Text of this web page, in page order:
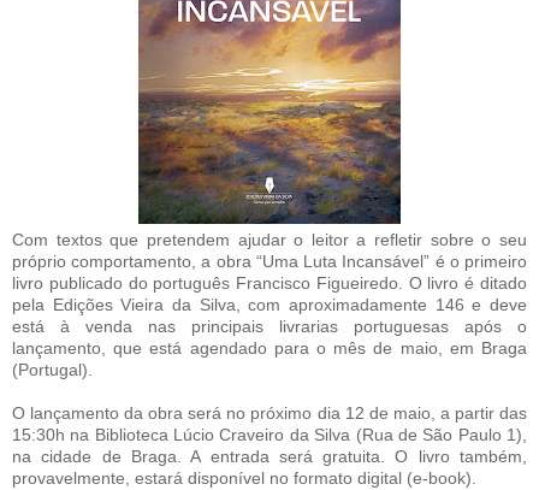
Com textos que pretendem ajudar o leitor a refletir sobre o seu
próprio comportamento, a obra “Uma Luta Incansável” é o primeiro
livro publicado do português Francisco Figueiredo. O livro é ditado
pela Edições Vieira da Silva, com aproximadamente 146 e deve
está à venda nas principais livrarias portuguesas após o
lançamento, que está agendado para o mês de maio, em Braga
(Portugal).
O lançamento da obra será no próximo dia 12 de maio, a partir das
15:30h na Biblioteca Lúcio Craveiro da Silva (Rua de São Paulo 1),
na cidade de Braga. A entrada será gratuita. O livro também,
provavelmente, estará disponível no formato digital (e-book).